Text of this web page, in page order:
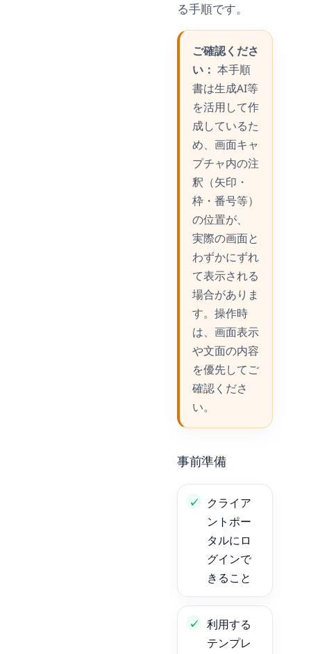
る手順です。
ご確認くださ
い： 本手順
書は生成AI等
を活用して作
成しているた
め、画面キャ
プチャ内の注
釈（矢印・
枠・番号等）
の位置が、
実際の画面と
わずかにずれ
て表示される
場合がありま
す。操作時
は、画面表示
や文面の内容
を優先してご
確認くださ
い。
事前準備
クライア
ントポー
タルにロ
グインで
きること
利用する
テンプレ